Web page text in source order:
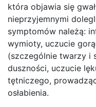
która objawia się
nieprzyjemnymi
symptomów należą:
wymioty, uczucie
(szczególnie twarzy i
duszności, uczucie
tętniczego,
osłabienia.